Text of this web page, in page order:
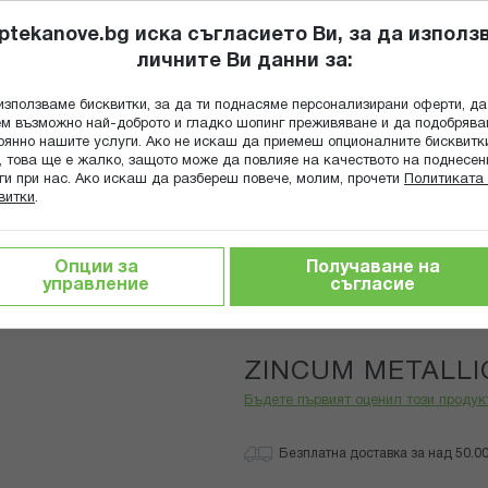
Търсене
ПОПИТАЙ
ГРИЖА ЗА МАЙКАТА И ДЕТЕТО ХРАНИТЕЛНИ ДОБАВКИ
Boiron
ZINCUM
Бъдете първият оценил този
Безплатна доставка за над
иска съгласието Ви, за да
личните Ви данни за:
бисквитки, за да ти поднасяме персонализирани оферти, да
възможно най-доброто и гладко шопинг преживяване и да
нашите услуги. Ако не искаш да приемеш опционалните
това ще е жалко, защото може да повлияе на качеството на
при нас. Ако искаш да разбереш повече, молим, прочети
Политиката
.
Опции за
управление
Получаване на
съгласие